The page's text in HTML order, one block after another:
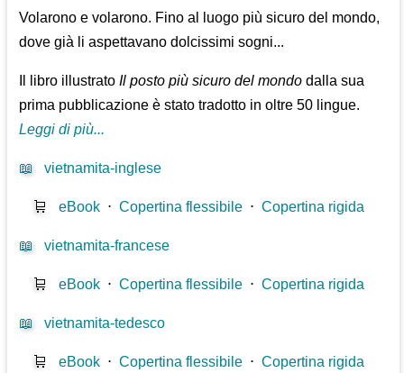
Volarono e volarono. Fino al luogo più sicuro del mondo,
dove già li aspettavano dolcissimi sogni...
Il libro illustratoIl posto più sicuro del mondo dalla sua
prima pubblicazione è stato tradotto in oltre 50 lingue.
Leggi di più...
📖 vietnamita-inglese
🛒 eBook ⋅Copertina flessibile ⋅Copertina rigida
📖 vietnamita-francese
🛒 eBook ⋅Copertina flessibile ⋅Copertina rigida
📖 vietnamita-tedesco
🛒 eBook ⋅Copertina flessibile ⋅Copertina rigida